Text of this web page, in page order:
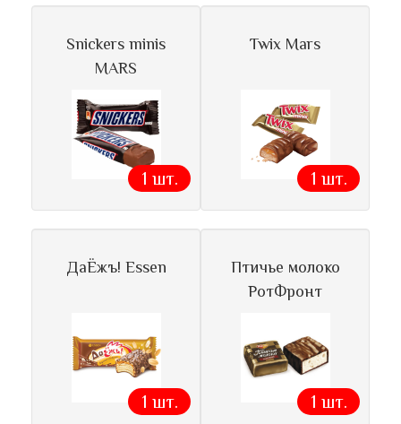
Snickers minis
MARS
1 шт.
Twix Mars
1 шт.
ДаЁжъ! Essen
1 шт.
Птичье молоко
РотФронт
1 шт.